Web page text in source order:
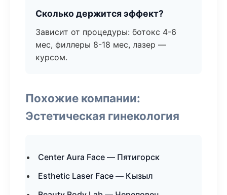
Сколько держится эффект?
Зависит от процедуры: ботокс 4-6
мес, филлеры 8-18 мес, лазер —
курсом.
Похожие компании:
Эстетическая гинекология
Center Aura Face — Пятигорск
Esthetic Laser Face — Кызыл